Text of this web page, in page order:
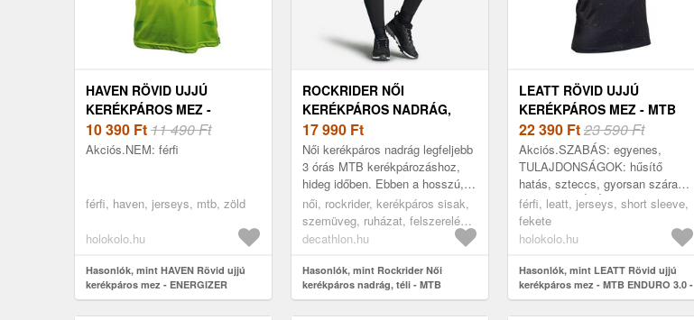
HAVEN RÖVID UJJÚ
KERÉKPÁROS MEZ -
ENERGIZER CRAZY SHORT
- ZÖLD
10 390 Ft11 490 Ft
Akciós.NEM: férfi
férfi, haven, jerseys, mtb, zöld
holokolo.hu
Hasonlók, mint HAVEN Rövid ujjú
kerékpáros mez - ENERGIZER
CRAZY SHORT - zöld
ROCKRIDER NŐI
KERÉKPÁROS NADRÁG,
TÉLI - MTB
17 990 Ft
Női kerékpáros nadrág legfeljebb
3 órás MTB kerékpározáshoz,
hideg időben. Ebben a hosszú,
meleg, vízlepergető és strapabíró
anyagból készült női k...
női, rockrider, kerékpáros sisak,
szemüveg, ruházat, felszerelés,
kerékpáros ruházat, kerékpáros
hosszúnadrág, black, l
decathlon.hu
Hasonlók, mint Rockrider Női
kerékpáros nadrág, téli - MTB
LEATT RÖVID UJJÚ
KERÉKPÁROS MEZ - MTB
ENDURO 3.0 - FEKETE
22 390 Ft23 590 Ft
Akciós.SZABÁS: egyenes,
TULAJDONSÁGOK: hűsítő
hatás, szteccs, gyorsan száradó,
FELHASZNÁLÁS: MTB,
ÉVSZAK: ősz, tavasz, nyár,
HOSSZ: rövid ujj, ANYAG: Poli...
férfi, leatt, jerseys, short sleeve,
fekete
holokolo.hu
Hasonlók, mint LEATT Rövid ujjú
kerékpáros mez - MTB ENDURO 3.0 -
fekete